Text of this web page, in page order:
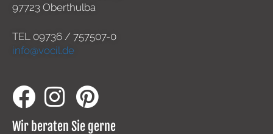
97723 Oberthulba
TEL 09736 / 757507-0
info@vocil.de
Wir beraten Sie gerne